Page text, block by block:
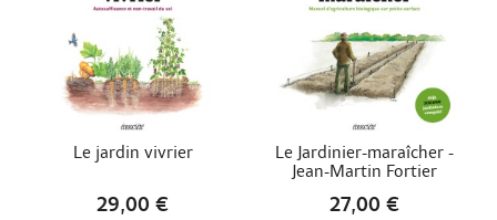
Le jardin vivrier
29,00 €
Le Jardinier-maraîcher -
Jean-Martin Fortier
27,00 €